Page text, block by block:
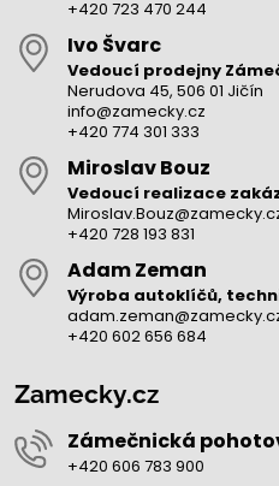
+420 723 470 244
Ivo Švarc
Vedoucí prodejny
Nerudova 45, 506 01 Jičín
info@zamecky.cz
+420 774 301 333
Miroslav Bouz
Vedoucí realizace
+420 728 193 831
Adam Zeman
Výroba autoklíčů,
+420 602 656 684
Zamecky.cz
Zámečnická
+420 606 783 900